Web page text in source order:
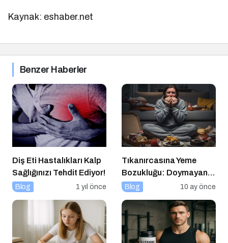
Kaynak: eshaber.net
Benzer Haberler
Diş Eti Hastalıkları Kalp
Sağlığınızı Tehdit Ediyor!
Blog 1 yıl önce
Tıkanırcasına Yeme
Bozukluğu: Doymayan
Duygular
Blog 10 ay önce